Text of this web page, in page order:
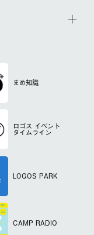
まめ知識
ロゴス イベント
タイムライン
LOGOS PARK
CAMP RADIO